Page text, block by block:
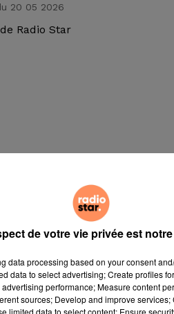
20 05 2026
Radio Star
de votre vie privée est
data processing based on your consent
data to select advertising; Create profiles
performance; Measure content
sources; Develop and improve
limited data to select content; Ensure